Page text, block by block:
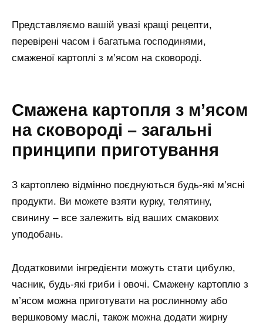
Представляємо вашій увазі кращі рецепти,
перевірені часом і багатьма господинями,
смаженої картоплі з м’ясом на сковороді.
Смажена картопля з м’ясом
на сковороді – загальні
принципи приготування
З картоплею відмінно поєднуються будь-які м’ясні
продукти. Ви можете взяти курку, телятину,
свинину – все залежить від ваших смакових
уподобань.
Додатковими інгредієнти можуть стати цибулю,
часник, будь-які гриби і овочі. Смажену картоплю з
м’ясом можна приготувати на рослинному або
вершковому маслі, також можна додати жирну